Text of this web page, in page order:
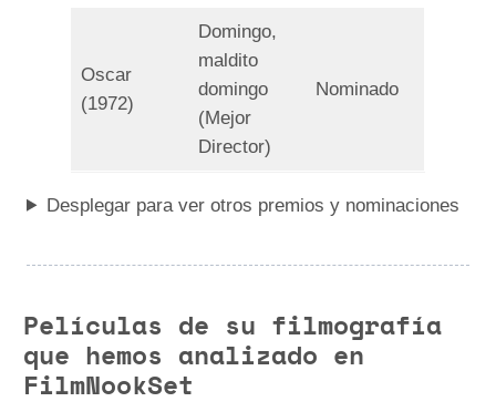
Oscar
(1972)
Domingo,
maldito
domingo
(Mejor
Director)
Nominado
Desplegar para ver otros premios y nominaciones
Películas de su filmografía
que hemos analizado en
FilmNookSet